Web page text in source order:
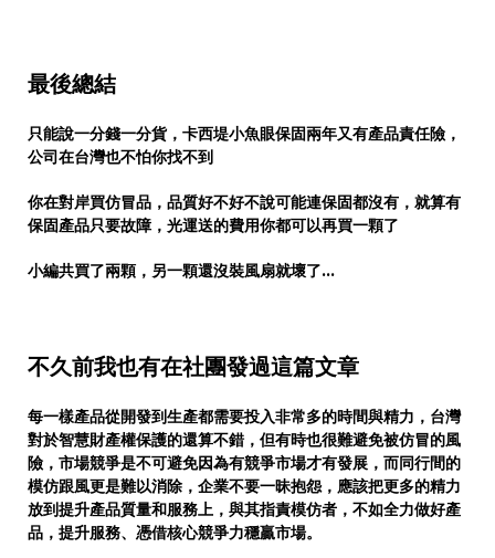
最後總結
只能說一分錢一分貨，卡西堤小魚眼保固兩年又有產品責任險，
公司在台灣也不怕你找不到
你在對岸買仿冒品，品質好不好不說可能連保固都沒有，就算有
保固產品只要故障，光運送的費用你都可以再買一顆了
小編共買了兩顆，另一顆還沒裝風扇就壞了…
不久前我也有在社團發過這篇文章
每一樣產品從開發到生產都需要投入非常多的時間與精力， 台灣
對於智慧財產權保護的還算不錯，但有時也很難避免被仿冒的風
險，市場競爭是不可避免因為有競爭市場才有發展 ，而同行間的
模仿跟風更是難以消除，企業不要一昧抱怨， 應該把更多的精力
放到提升產品質量和服務上，與其指責模仿者，不如全力做好產
品，提升服務、憑借核心競爭力穩贏市場。